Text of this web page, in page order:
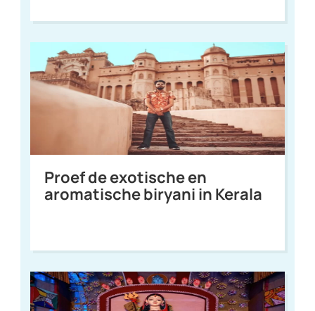
Proef de exotische en
aromatische biryani in Kerala